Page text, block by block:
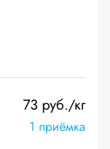
73 руб./кг
1 приёмка